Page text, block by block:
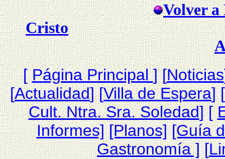
Volver a
Cristo
[Página Principal][Noticias
[Actualidad] [Villa de Espera] [
Cult. Ntra. Sra. Soledad] [
Informes] [Planos] [Guía
Gastronomía ][